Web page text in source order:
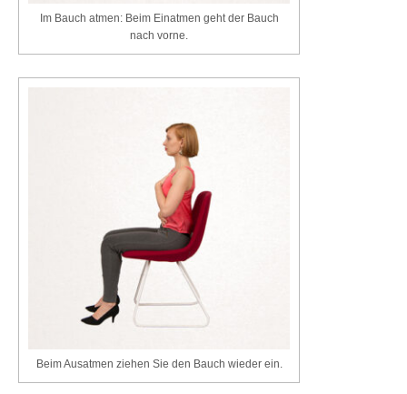
Im Bauch atmen: Beim Einatmen geht der Bauch
nach vorne.
Beim Ausatmen ziehen Sie den Bauch wieder ein.